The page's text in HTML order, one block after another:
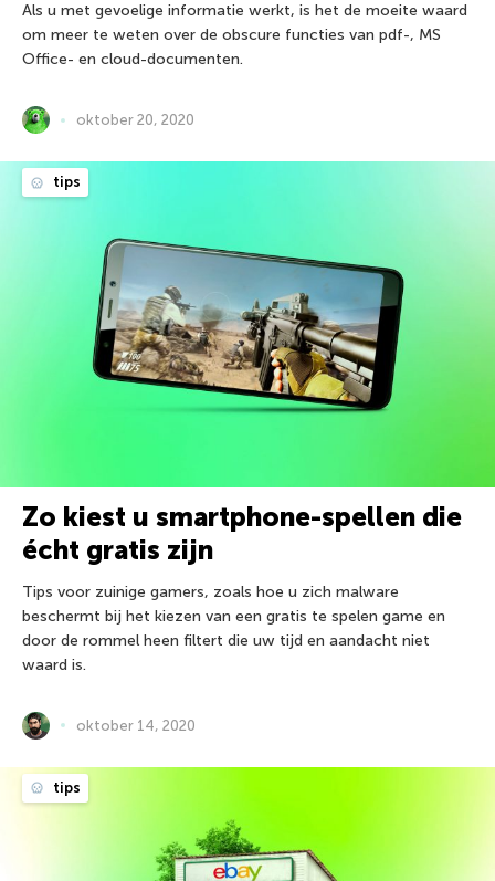
Als u met gevoelige informatie werkt, is het de moeite waard
om meer te weten over de obscure functies van pdf-, MS
Office- en cloud-documenten.
oktober 20, 2020
tips
Zo kiest u smartphone-spellen die
écht gratis zijn
Tips voor zuinige gamers, zoals hoe u zich malware
beschermt bij het kiezen van een gratis te spelen game en
door de rommel heen filtert die uw tijd en aandacht niet
waard is.
oktober 14, 2020
tips